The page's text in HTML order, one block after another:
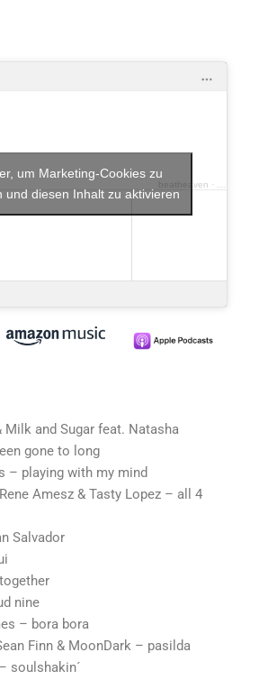
beatheaven ·
um Marketing-Cookies zu
und diesen Inhalt zu aktivieren
Milk and Sugar feat. Natasha
gone to long
– playing with my mind
Amesz & Tasty Lopez – all 4
Salvador
nine
– bora bora
Finn & MoonDark – pasilda
soulshakin´